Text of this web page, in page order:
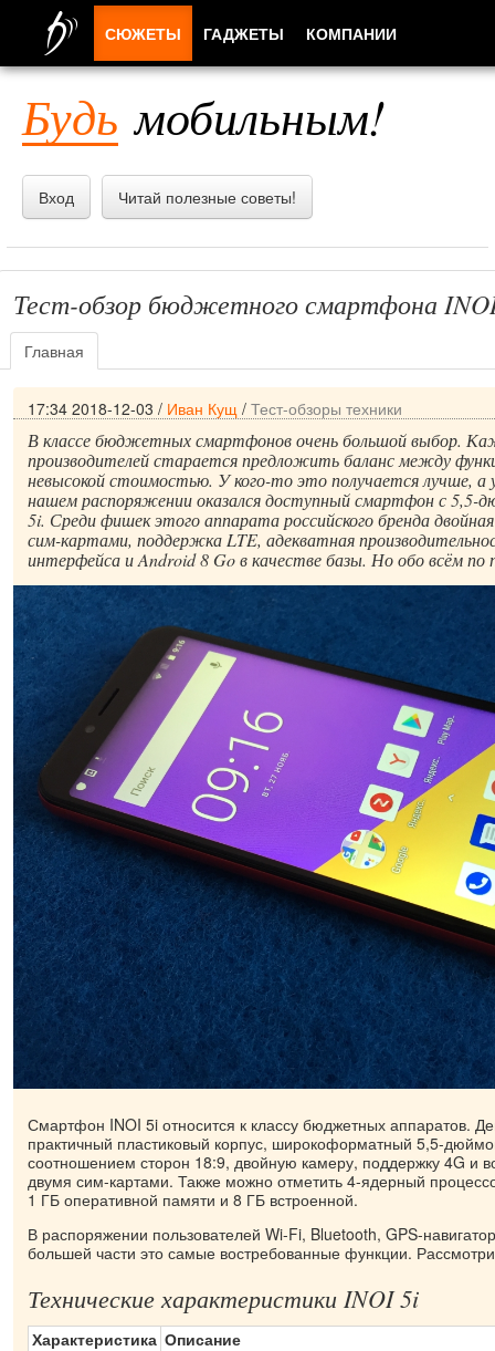
Будь мобильным!
Вход Читай полезные советы!
Тест-обзор бюджетного смартфона
Главная
17:34 2018-12-03 / Иван Кущ / Тест-обзоры техники
В классе бюджетных смартфонов очень большой выбор.
производителей старается предложить баланс между
невысокой стоимостью. У кого-то это получается лучше, а
нашем распоряжении оказался доступный смартфон с 5,5-
5i. Среди фишек этого аппарата российского бренда
сим-картами, поддержка LTE, адекватная
интерфейса и Android 8 Go в качестве базы. Но обо всём по
Смартфон INOI 5i относится к классу бюджетных аппаратов.
практичный пластиковый корпус, широкоформатный 5,5-
соотношением сторон 18:9, двойную камеру, поддержку 4G и
двумя сим-картами. Также можно отметить 4-ядерный
1 ГБ оперативной памяти и 8 ГБ встроенной.
В распоряжении пользователей Wi-Fi, Bluetooth, GPS-
большей части это самые востребованные функции.
Технические характеристики INOI 5i
Характеристика Описание
СЮЖЕТЫ ГАДЖЕТЫ КОМПАНИИ
ПРИЛОЖЕНИЯ